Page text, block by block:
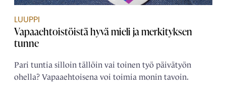
LUUPPI
Vapaaehtoistöistä hyvä mieli ja merkityksen
tunne
Pari tuntia silloin tällöin vai toinen työ päivätyön
ohella? Vapaaehtoisena voi toimia monin tavoin.